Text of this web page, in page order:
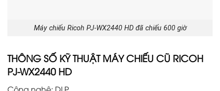
Máy chiếu Ricoh PJ-WX2440 HD đã chiếu 600 giờ
THÔNG SỐ KỸ THUẬT MÁY CHIẾU CŨ RICOH
PJ-WX2440 HD